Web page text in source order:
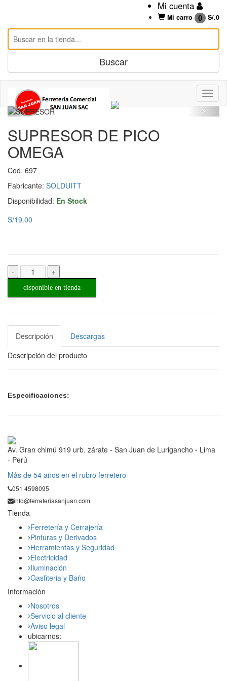
Mi cuenta
Mi carro 0 S/.0
SUPRESOR DE PICO
OMEGA
Cod. 697
Fabricante: SOLDUITT
Disponibilidad: En Stock
S/19.00
- +
disponible en tienda
Descripción
Descargas
Descripción del producto
Especificaciones:
Av. Gran chimú 919 urb. zárate - San Juan de Lurigancho - Lima
- Perú
Mås de 54 años en el rubro ferretero
051 4598095
info@ferreteriasanjuan.com
Tienda
Ferretería y Cerrajería
Pinturas y Derivados
Herramientas y Seguridad
Electricidad
Iluminación
Gasfiteria y Baño
Información
Nosotros
Servicio al cliente
Aviso legal
ubicarnos: